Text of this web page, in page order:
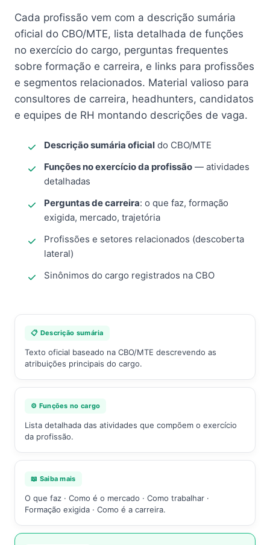
Cada profissão vem com a descrição sumária
oficial do CBO/MTE, lista detalhada de funções
no exercício do cargo, perguntas frequentes
sobre formação e carreira, e links para profissões
e segmentos relacionados. Material valioso para
consultores de carreira, headhunters, candidatos
e equipes de RH montando descrições de vaga.
Descrição sumária oficial do CBO/MTE
Funções no exercício da profissão — atividades
detalhadas
Perguntas de carreira: o que faz, formação
exigida, mercado, trajetória
Profissões e setores relacionados (descoberta
lateral)
Sinônimos do cargo registrados na CBO
📋 Descrição sumária
Texto oficial baseado na CBO/MTE descrevendo as
atribuições principais do cargo.
⚙️ Funções no cargo
Lista detalhada das atividades que compõem o exercício
da profissão.
📖 Saiba mais
O que faz · Como é o mercado · Como trabalhar ·
Formação exigida · Como é a carreira.